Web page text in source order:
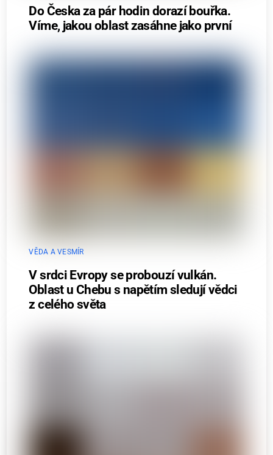
Do Česka za pár hodin dorazí bouřka.
Víme, jakou oblast zasáhne jako první
VĚDA A VESMÍR
V srdci Evropy se probouzí vulkán.
Oblast u Chebu s napětím sledují vědci
z celého světa